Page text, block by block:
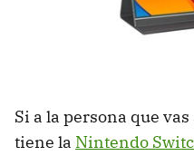
Si a la persona que
tiene la Nintendo